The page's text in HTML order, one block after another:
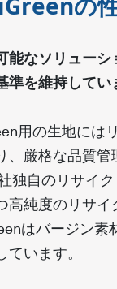
の
能なソリュー
を維持してい
用の生地には
、厳格な品質
独自のリサイ
高純度のリサ
はバージン素
います。